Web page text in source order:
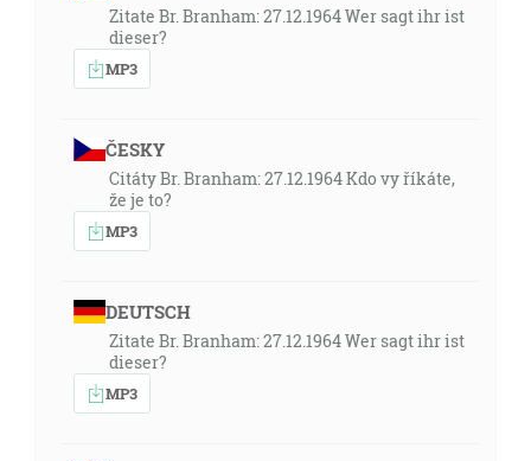
Zitate Br. Branham: 27.12.1964 Wer sagt ihr ist
dieser?
MP3
ČESKY
Citáty Br. Branham: 27.12.1964 Kdo vy říkáte,
že je to?
MP3
DEUTSCH
Zitate Br. Branham: 27.12.1964 Wer sagt ihr ist
dieser?
MP3